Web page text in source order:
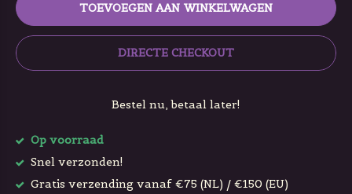
TOEVOEGEN AAN WINKELWAGEN
DIRECTE CHECKOUT
Bestel nu, betaal later!
Op voorraad
Snel verzonden!
Gratis verzending vanaf €75 (NL) / €150 (EU)